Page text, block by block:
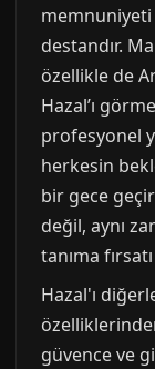
memnuniyeti
destandır.
özellikle de
Hazal’ı
profesyonel
herkesin
bir gece
değil, aynı
tanıma
Hazal'ı
güvence ve